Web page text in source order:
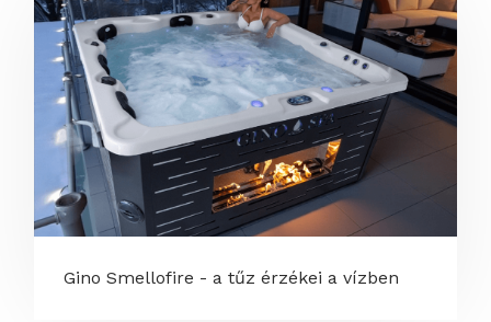
Gino Smellofire - a tűz érzékei a vízben